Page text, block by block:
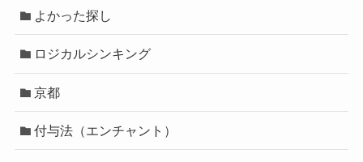
よかった探し
ロジカルシンキング
京都
付与法（エンチャント）